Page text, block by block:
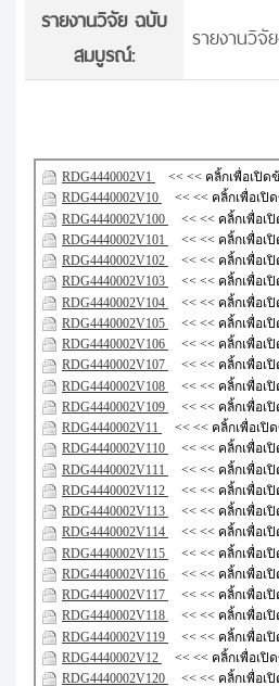
รายงานวิจัย ฉบับ
สมบูรณ์:
รายงานวิ